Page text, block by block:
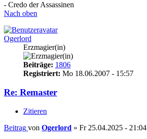
- Credo der Assassinen
Nach oben
Ogerlord
Erzmagier(in)
Beiträge: 1806
Registriert: Mo 18.06.2007 - 15:57
Re: Remaster
Zitieren
Beitrag von Ogerlord » Fr 25.04.2025 - 21:04